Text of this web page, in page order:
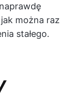
można raz
stałego.